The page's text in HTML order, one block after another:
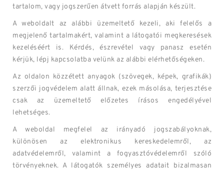
tartalom, vagy jogszerűen átvett forrás alapján készült.
A weboldalt az alábbi üzemeltető kezeli, aki felelős a
megjelenő tartalmakért, valamint a látogatói megkeresések
kezeléséért is. Kérdés, észrevétel vagy panasz esetén
kérjük, lépj kapcsolatba velünk az alábbi elérhetőségeken.
Az oldalon közzétett anyagok (szövegek, képek, grafikák)
szerzői jogvédelem alatt állnak, ezek másolása, terjesztése
csak az üzemeltető előzetes írásos engedélyével
lehetséges.
A weboldal megfelel az irányadó jogszabályoknak,
különösen az elektronikus kereskedelemről, az
adatvédelemről, valamint a fogyasztóvédelemről szóló
törvényeknek. A látogatók személyes adatait bizalmasan